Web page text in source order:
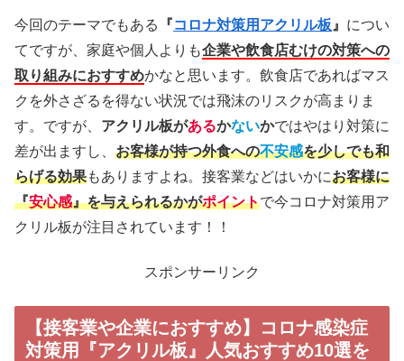
今回のテーマでもある 『コロナ対策用アクリル板 』 につい
てですが、家庭や個人よりも企業や飲食店むけの対策への
取り組みにおすすめかなと思います。飲食店であればマス
クを外さざるを得ない状況では飛沫のリスクが高まりま
す。ですが、 アクリル板があるかないかではやはり対策に
差が出ますし、 お客様が持つ外食への不安感を少しでも和
らげる効果もありますよね。接客業などはいかにお客様に
『安心感』を与えられるかがポイントで今コロナ対策用ア
クリル板が注目されています！！
スポンサーリンク
【接客業や企業におすすめ】コロナ感染症
対策用『アクリル板』人気おすすめ10選を